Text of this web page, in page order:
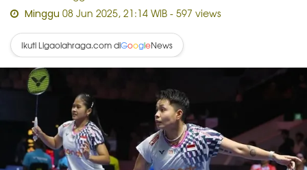
Minggu 08 Jun 2025, 21:14 WIB - 597 views
Ikuti Ligaolahraga.com diGoogleNews